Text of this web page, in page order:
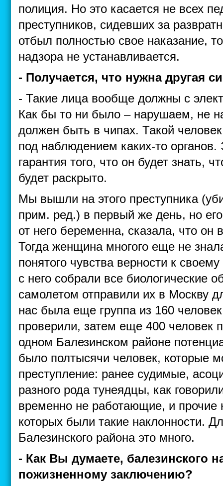
полиция. Но это касается не всех
преступников, сидевших за
отбыл полностью свое наказание,
надзора не устанавливается.
- Получается, что нужна другая
- Такие лица вообще должны с
Как бы то ни было – нарушаем, не
должен быть в чипах. Такой
под наблюдением каких-то органов.
гарантия того, что он будет знать,
будет раскрыто.
Мы вышли на этого преступника
прим. ред.) в первый же день, но
от него беременна, сказала, что он
Тогда женщина многого еще не
понятого чувства верности к
с него собрали все биологические
самолетом отправили их в Москву
нас была еще группа из 160
проверили, затем еще 400 человек
одном Балезинском районе
было полтысячи человек, которые
преступление: ранее судимые,
разного рода тунеядцы, как
временно не работающие, и прочие
которых были такие наклонности.
Балезинского района это много.
- Как Вы думаете, балезинского
пожизненному заключению?